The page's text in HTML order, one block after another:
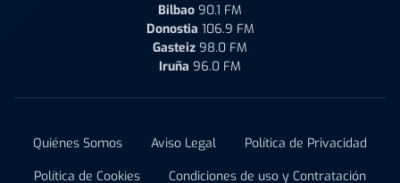
Bilbao 90.1 FM
Donostia 106.9 FM
Gasteiz 98.0 FM
Iruña 96.0 FM
Quiénes Somos Aviso Legal
Política de Privacidad
Política de Cookies
Condiciones de uso y Contratación